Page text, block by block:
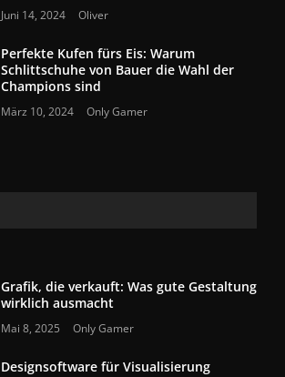
Juni 14, 2024 Oliver
Perfekte Kufen fürs Eis: Warum
Schlittschuhe von Bauer die Wahl der
Champions sind
März 10, 2024 Only Gamer
Grafik, die verkauft: Was gute Gestaltung
wirklich ausmacht
Mai 8, 2025 Only Gamer
Designsoftware für Visualisierung